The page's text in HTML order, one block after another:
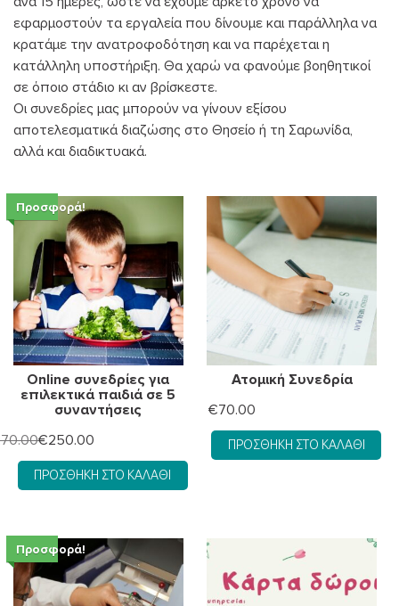
εφαρμοστούν τα εργαλεία που δίνουμε και παράλληλα να
κρατάμε την ανατροφοδότηση και να παρέχεται η
κατάλληλη υποστήριξη. Θα χαρώ να φανούμε βοηθητικοί
σε όποιο στάδιο κι αν βρίσκεστε.
Οι συνεδρίες μας μπορούν να γίνουν εξίσου
αποτελεσματικά διαζώσης στο Θησείο ή τη Σαρωνίδα,
αλλά και διαδικτυακά.
Προσφορά!
Online συνεδρίες για
επιλεκτικά παιδιά σε 5
συναντήσεις
Original
price
was:
€250.00
Η
τρέχουσα
τιμή
ΠΡΟΣΘΉΚΗ ΣΤΟ ΚΑΛΆΘΙ
Ατομική Συνεδρία
€70.00
ΠΡΟΣΘΉΚΗ ΣΤΟ ΚΑΛΆΘΙ
Προσφορά!